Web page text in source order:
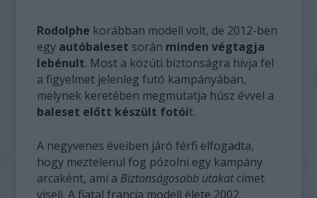
Rodolphe korábban modell volt, de 2012-ben
egy autóbaleset során minden végtagja
lebénult. Most a közúti biztonságra hívja fel
a figyelmet jelenleg futó kampányában,
melynek keretében megmutatja húsz évvel a
baleset előtt készült fotóit.
A negyvenes éveiben járó férfi elfogadta,
hogy meztelenül fog pózolni egy kampány
arcaként, ami a Biztonságosabb utakatcímet
viseli. A fiatal francia modell élete 2002.